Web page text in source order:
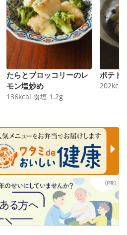
たらとブロッコリーのレ
モン塩炒め
136kcal 食塩 1.2g
ポテト
202kcal